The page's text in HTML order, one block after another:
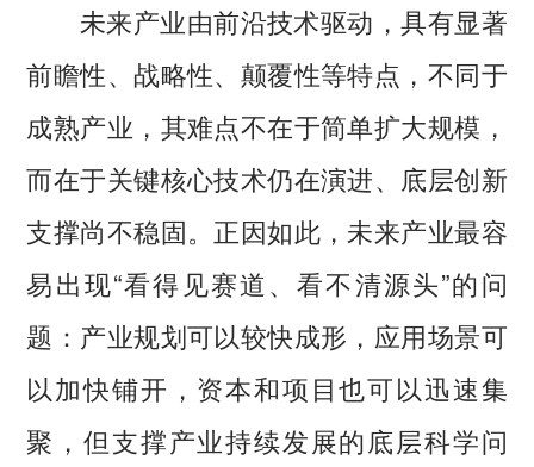
未来产业由前沿技术驱动，具有显著
前瞻性、战略性、颠覆性等特点，不同于
成熟产业，其难点不在于简单扩大规模，
而在于关键核心技术仍在演进、底层创新
支撑尚不稳固。正因如此，未来产业最容
易出现“看得见赛道、看不清源头”的问
题：产业规划可以较快成形，应用场景可
以加快铺开，资本和项目也可以迅速集
聚，但支撑产业持续发展的底层科学问